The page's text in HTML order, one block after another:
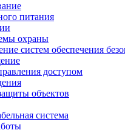
питания
охраны
систем обеспечения
доступом
объектов
система